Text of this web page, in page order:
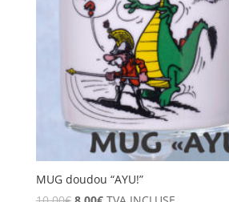
MUG doudou “AYU!”